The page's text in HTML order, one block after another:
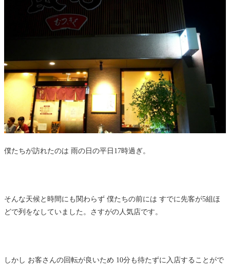
僕たちが訪れたのは 雨の日の平日17時過ぎ。
そんな天候と時間にも関わらず 僕たちの前には すでに先客が5組ほ
どで列をなしていました。さすがの人気店です。
しかし お客さんの回転が良いため 10分も待たずに入店することがで